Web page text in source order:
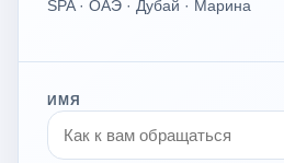
SPA · ОАЭ · Дубай · Марина
ИМЯ